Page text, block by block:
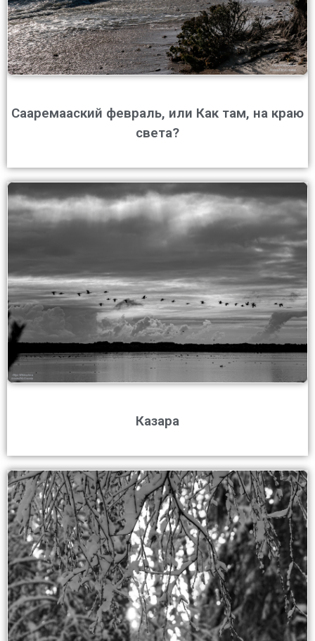
Сааремааский февраль, или Как там, на краю
света?
Казара